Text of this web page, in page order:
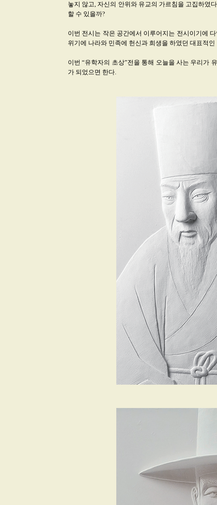
놓지 않고, 자신의 안위와 유교의 가르침을 고집하였
할 수 있을까?
이번 전시는 작은 공간에서 이루어지는 전시이기에
위기에 나라와 민족에 헌신과 희생을 하였던 대표적
이번 “유학자의 초상”전을 통해 오늘을 사는 우리가
가 되었으면 한다.